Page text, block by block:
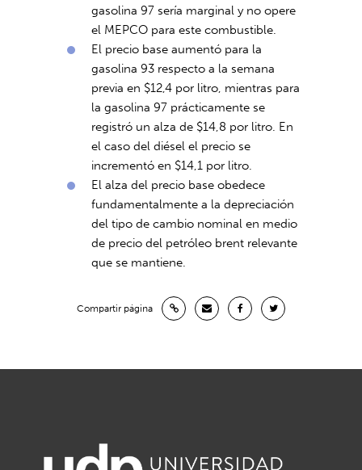
gasolina 97 sería marginal y no opere
el MEPCO para este combustible.
El precio base aumentó para la
gasolina 93 respecto a la semana
previa en $12,4 por litro, mientras para
la gasolina 97 prácticamente se
registró un alza de $14,8 por litro. En
el caso del diésel el precio se
incrementó en $14,1 por litro.
El alza del precio base obedece
fundamentalmente a la depreciación
del tipo de cambio nominal en medio
de precio del petróleo brent relevante
que se mantiene.
Compartir página